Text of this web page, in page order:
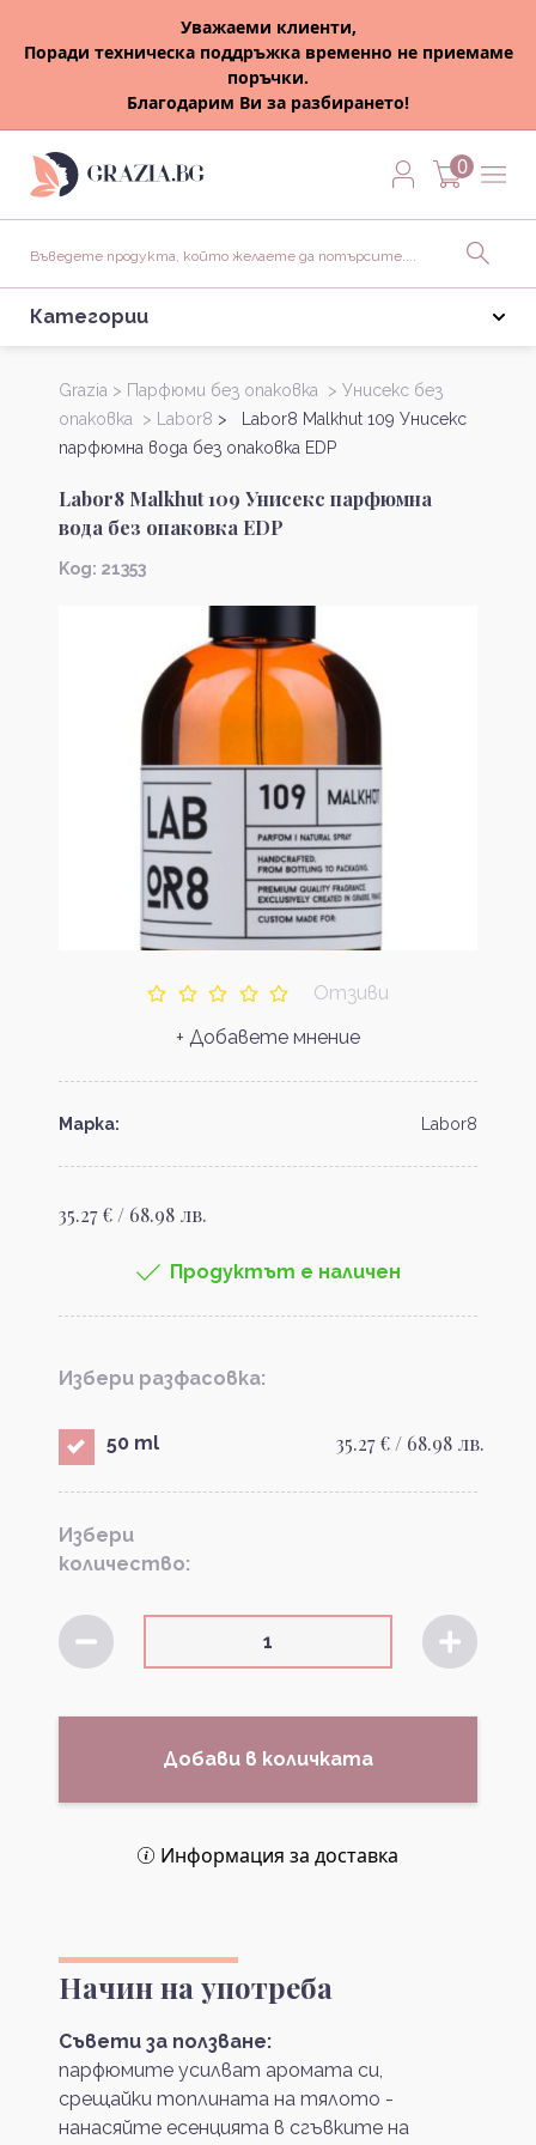
Уважаеми клиенти,
Поради техническа поддръжка временно не приемаме
поръчки.
Благодарим Ви за разбирането!
0
Категории
Grazia > Парфюми без опаковка > Унисекс без
опаковка >
Labor8 > Labor8 Malkhut 109 Унисекс
парфюмна вода без опаковка EDP
Labor8 Malkhut 109 Унисекс парфюмна
вода без опаковка EDP
Kод: 21353
Отзиви
+ Добавете мнение
Марка: Labor8
35.27 € / 68.98 лв.
Продуктът е наличен
Избери разфасовка:
50 ml 35.27 € / 68.98 лв.
Избери
количество:
Добави в количката
Информация за доставка
Начин на употреба
Съвети за ползване:
парфюмите усилват аромата си,
срещайки топлината на тялото -
нанасяйте есенцията в сгъвките на